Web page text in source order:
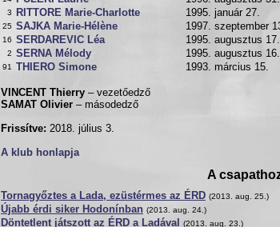
3 RITTORE Marie-Charlotte 1995. január 27.
25 SAJKA Marie-Hélène 1997. szeptember
16 SERDAREVIC Léa 1995. augusztus 17.
2 SERNA Mélody 1995. augusztus 16.
91 THIERO Simone 1993. március 15.
VINCENT Thierry – vezetőedző
SAMAT Olivier – másodedző
Frissítve: 2018. július 3.
A klub honlapja
A
Tornagyőztes a Lada, ezüstérmes az ÉRD (2013. aug. 25.)
Újabb érdi siker Hodonínban (2013. aug. 24.)
Döntetlent játszott az ÉRD a Ladával (2013. aug. 23.)